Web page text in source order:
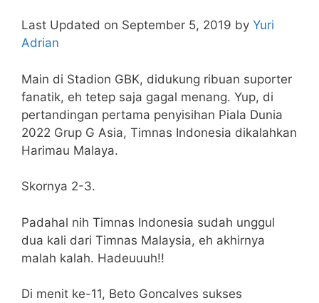
Last Updated on September 5, 2019 by Yuri
Adrian
Main di Stadion GBK, didukung ribuan suporter
fanatik, eh tetep saja gagal menang. Yup, di
pertandingan pertama penyisihan Piala Dunia
2022 Grup G Asia, Timnas Indonesia dikalahkan
Harimau Malaya.
Skornya 2-3.
Padahal nih Timnas Indonesia sudah unggul
dua kali dari Timnas Malaysia, eh akhirnya
malah kalah. Hadeuuuh!!
Di menit ke-11, Beto Goncalves sukses